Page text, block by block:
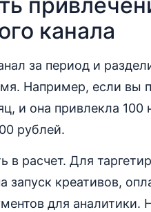
канала
за период и
Например, если вы
и она привлекла 100
рублей.
в расчет. Для
креативов,
для аналитики.